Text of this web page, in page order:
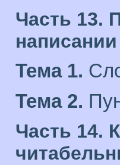
Часть 13.
Тема 1.
Тема 2.
Часть 14.